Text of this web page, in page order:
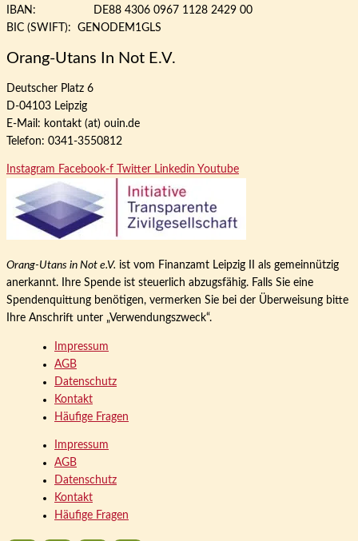
IBAN: DE88 4306 0967 1128 2429 00
BIC (SWIFT): GENODEM1GLS
Orang-Utans In Not E.V.
Deutscher Platz 6
D-04103 Leipzig
E-Mail: kontakt (at) ouin.de
Telefon: 0341-3550812
Instagram Facebook-f Twitter Linkedin Youtube
Orang-Utans in Not e.V. ist vom Finanzamt Leipzig II als gemeinnützig
anerkannt. Ihre Spende ist steuerlich abzugsfähig. Falls Sie eine
Spendenquittung benötigen, vermerken Sie bei der Überweisung bitte
Ihre Anschrift unter „Verwendungszweck“.
Impressum
AGB
Datenschutz
Kontakt
Häufige Fragen
Impressum
AGB
Datenschutz
Kontakt
Häufige Fragen